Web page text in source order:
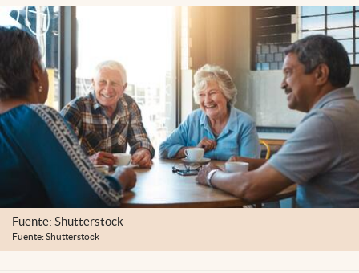
Espiritualidad
Mediakit
abre en nueva pestaña
México
Fuente: Shutterstock
Fuente: Shutterstock